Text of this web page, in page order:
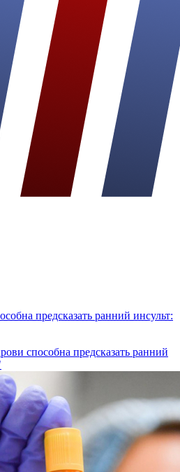
предсказать ранний инсульт:
способна предсказать ранний